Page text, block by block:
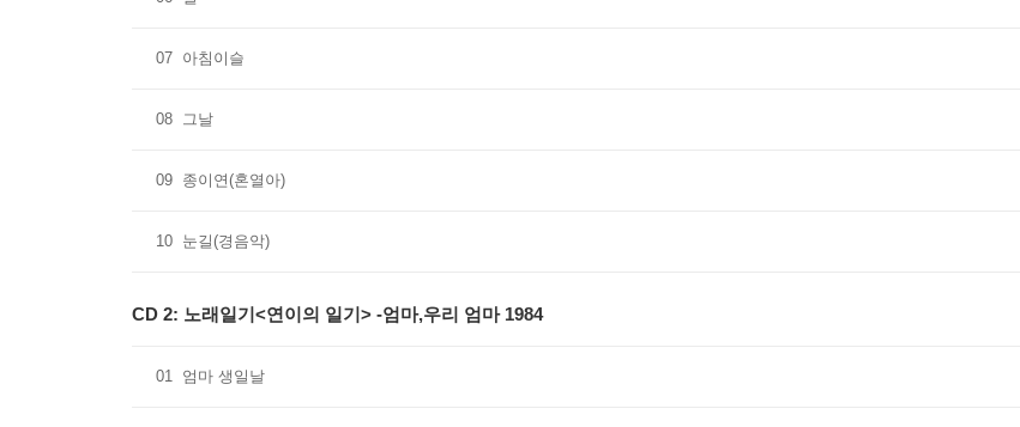
07 아침이슬
08 그날
09 종이연(혼열아)
10 눈길(경음악)
CD 2: 노래일기<연이의 일기> -엄마,우리 엄마 1984
01 엄마 생일날